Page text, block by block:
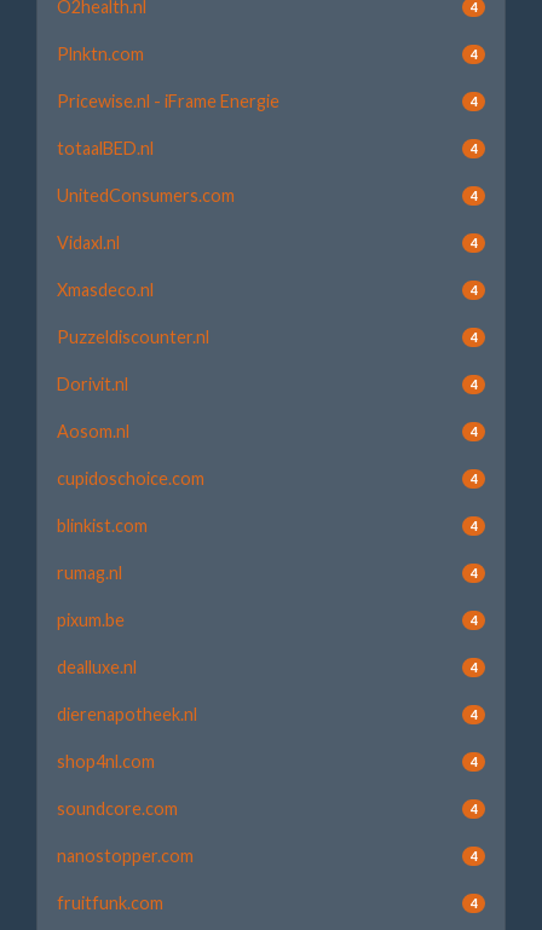
O2health.nl 4
Plnktn.com 4
Pricewise.nl - iFrame Energie 4
totaalBED.nl 4
UnitedConsumers.com 4
Vidaxl.nl 4
Xmasdeco.nl 4
Puzzeldiscounter.nl 4
Dorivit.nl 4
Aosom.nl 4
cupidoschoice.com 4
blinkist.com 4
rumag.nl 4
pixum.be 4
dealluxe.nl 4
dierenapotheek.nl 4
shop4nl.com 4
soundcore.com 4
nanostopper.com 4
fruitfunk.com 4